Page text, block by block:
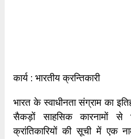
कार्य : भारतीय क्रन्तिकारी
भारत के स्वाधीनता संग्राम का
सैकड़ों साहसिक कारनामों
क्रांतिकारियों की सूची में एक